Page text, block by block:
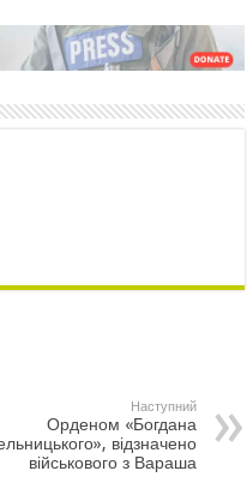
Наступний
Орденом «Богдана
відзначено
військового з Вараша